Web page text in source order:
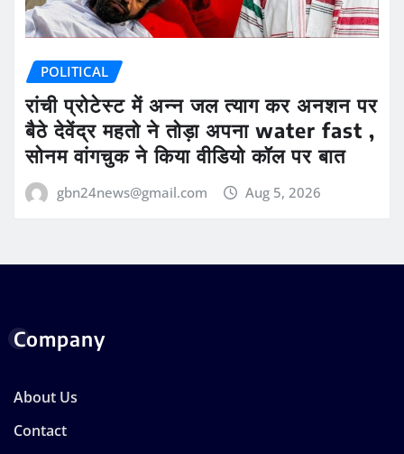
POLITICAL
रांची प्रोटेस्ट में अन्न जल त्याग कर अनशन पर
बैठे देवेंद्र महतो ने तोड़ा अपना water fast ,
सोनम वांगचुक ने किया वीडियो कॉल पर बात
gbn24news@gmail.com Aug 5, 2026
Company
About Us
Contact